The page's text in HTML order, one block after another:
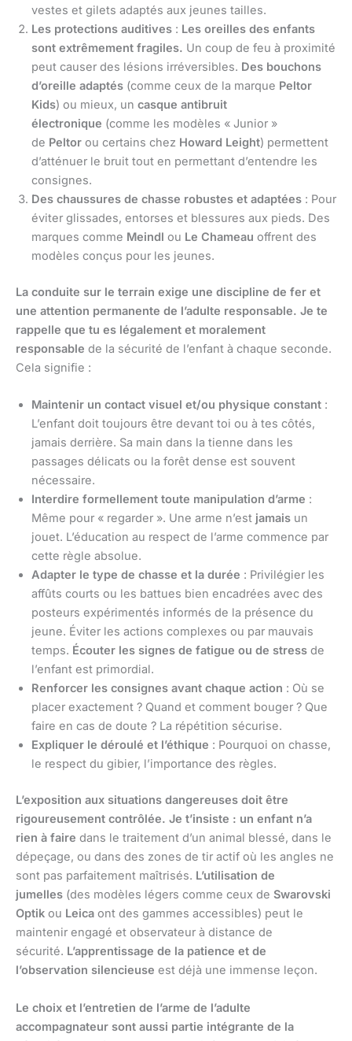
vestes et gilets adaptés aux jeunes tailles.
Les protections auditives : Les oreilles des enfants
sont extrêmement fragiles. Un coup de feu à proximité
peut causer des lésions irréversibles. Des bouchons
d’oreille adaptés (comme ceux de la marque Peltor
Kids) ou mieux, un casque antibruit
électronique (comme les modèles « Junior »
de Peltor ou certains chez Howard Leight) permettent
d’atténuer le bruit tout en permettant d’entendre les
consignes.
Des chaussures de chasse robustes et adaptées : Pour
éviter glissades, entorses et blessures aux pieds. Des
marques comme Meindl ou Le Chameau offrent des
modèles conçus pour les jeunes.
La conduite sur le terrain exige une discipline de fer et
une attention permanente de l’adulte responsable. Je te
rappelle que tu es légalement et moralement
responsable de la sécurité de l’enfant à chaque seconde.
Cela signifie :
Maintenir un contact visuel et/ou physique constant :
L’enfant doit toujours être devant toi ou à tes côtés,
jamais derrière. Sa main dans la tienne dans les
passages délicats ou la forêt dense est souvent
nécessaire.
Interdire formellement toute manipulation d’arme :
Même pour « regarder ». Une arme n’est jamais un
jouet. L’éducation au respect de l’arme commence par
cette règle absolue.
Adapter le type de chasse et la durée : Privilégier les
affûts courts ou les battues bien encadrées avec des
posteurs expérimentés informés de la présence du
jeune. Éviter les actions complexes ou par mauvais
temps. Écouter les signes de fatigue ou de stress de
l’enfant est primordial.
Renforcer les consignes avant chaque action : Où se
placer exactement ? Quand et comment bouger ? Que
faire en cas de doute ? La répétition sécurise.
Expliquer le déroulé et l’éthique : Pourquoi on chasse,
le respect du gibier, l’importance des règles.
L’exposition aux situations dangereuses doit être
rigoureusement contrôlée. Je t’insiste : un enfant n’a
rien à faire dans le traitement d’un animal blessé, dans le
dépeçage, ou dans des zones de tir actif où les angles ne
sont pas parfaitement maîtrisés. L’utilisation de
jumelles (des modèles légers comme ceux de Swarovski
Optik ou Leica ont des gammes accessibles) peut le
maintenir engagé et observateur à distance de
sécurité. L’apprentissage de la patience et de
l’observation silencieuse est déjà une immense leçon.
Le choix et l’entretien de l’arme de l’adulte
accompagnateur sont aussi partie intégrante de la